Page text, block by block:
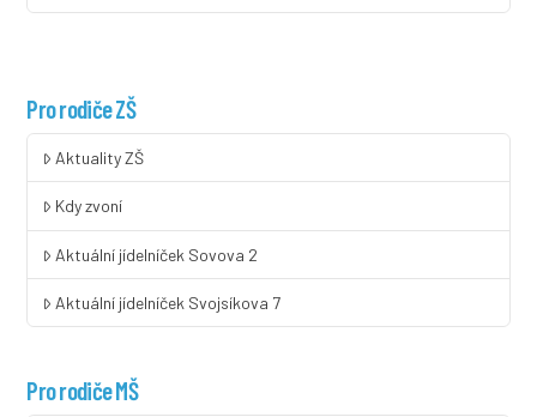
Pro rodiče ZŠ
Aktuality ZŠ
Kdy zvoní
Aktuální jídelníček Sovova 2
Aktuální jídelníček Svojsíkova 7
Pro rodiče MŠ